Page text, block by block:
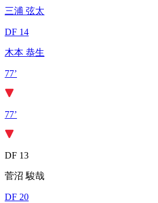
三浦 弦太
DF 14
木本 恭生
77’
77’
DF 13
菅沼 駿哉
DF 20